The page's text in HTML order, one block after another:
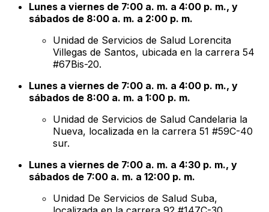
Lunes a viernes de 7:00 a. m. a 4:00 p. m., y
sábados de 8:00 a. m. a 2:00 p. m.
Unidad de Servicios de Salud Lorencita
Villegas de Santos, ubicada en la carrera 54
#67Bis-20.
Lunes a viernes de 7:00 a. m. a 4:00 p. m., y
sábados de 8:00 a. m. a 1:00 p. m.
Unidad de Servicios de Salud Candelaria la
Nueva, localizada en la carrera 51 #59C-40
sur.
Lunes a viernes de 7:00 a. m. a 4:30 p. m., y
sábados de 7:00 a. m. a 12:00 p. m.
Unidad De Servicios de Salud Suba,